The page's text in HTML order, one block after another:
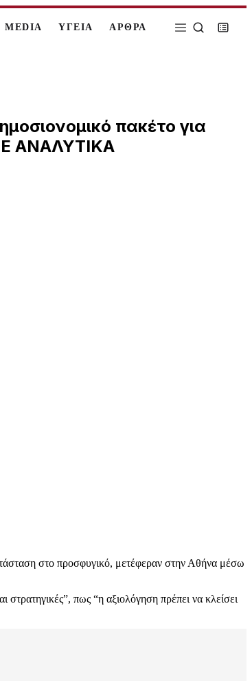
MEDIA ΥΓΕΙΑ ΑΡΘΡΑ
πακέτο για
ΑΝΑΛΥΤΙΚΑ
στο προσφυγικό, μετέφεραν στην Αθήνα μέσω
πως “η αξιολόγηση πρέπει να κλείσει